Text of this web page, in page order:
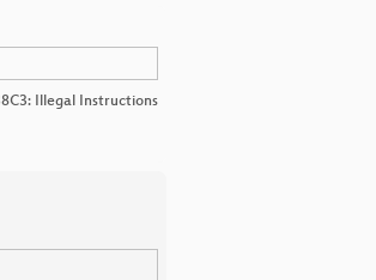
Illegal Instructions